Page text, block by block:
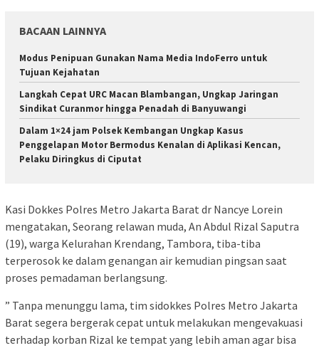
BACAAN LAINNYA
Modus Penipuan Gunakan Nama Media IndoFerro untuk
Tujuan Kejahatan
Langkah Cepat URC Macan Blambangan, Ungkap Jaringan
Sindikat Curanmor hingga Penadah di Banyuwangi
Dalam 1×24 jam Polsek Kembangan Ungkap Kasus
Penggelapan Motor Bermodus Kenalan di Aplikasi Kencan,
Pelaku Diringkus di Ciputat
Kasi Dokkes Polres Metro Jakarta Barat dr Nancye Lorein
mengatakan, Seorang relawan muda, An Abdul Rizal Saputra
(19), warga Kelurahan Krendang, Tambora, tiba-tiba
terperosok ke dalam genangan air kemudian pingsan saat
proses pemadaman berlangsung.
” Tanpa menunggu lama, tim sidokkes Polres Metro Jakarta
Barat segera bergerak cepat untuk melakukan mengevakuasi
terhadap korban Rizal ke tempat yang lebih aman agar bisa